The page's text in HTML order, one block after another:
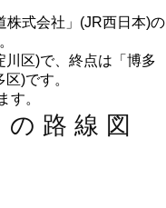
株式会社」(JR西日本)の
川区)で、終点は「博多
)です。
す。
の路線図